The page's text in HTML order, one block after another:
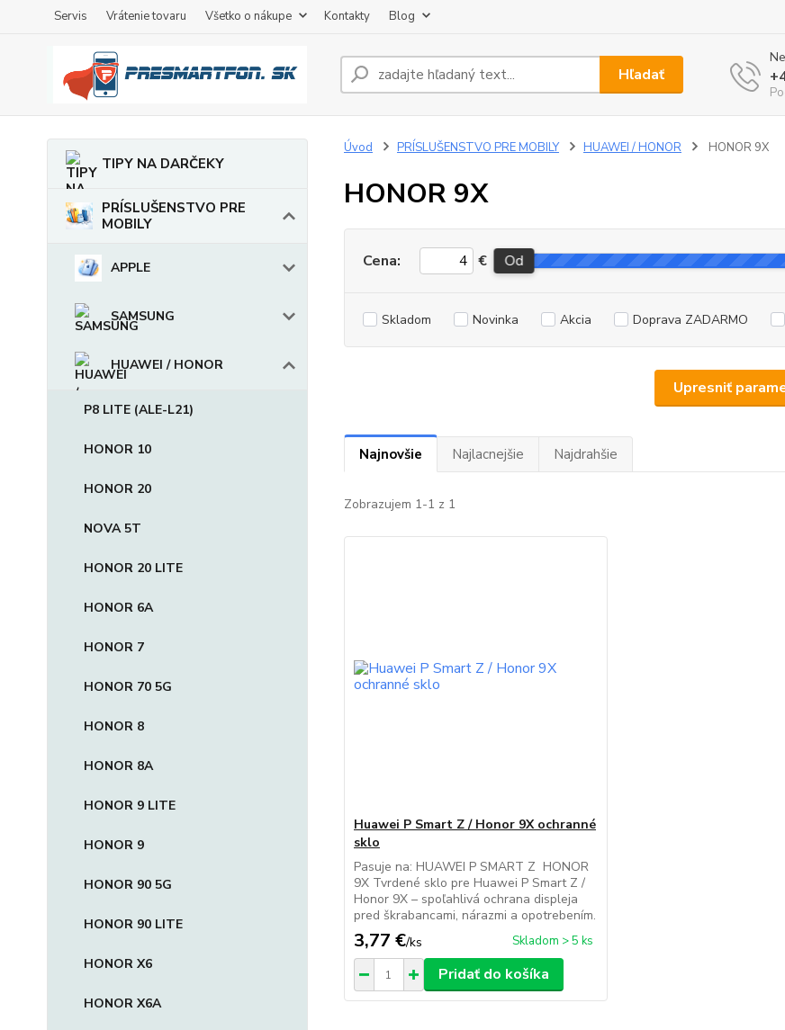
Servis Vrátenie tovaru Všetko o nákupe Kontakty Blog
Hľadať
TIPY NA DARČEKY
PRÍSLUŠENSTVO PRE
MOBILY
APPLE
SAMSUNG
HUAWEI / HONOR
P8 LITE (ALE-L21)
HONOR 10
HONOR 20
NOVA 5T
HONOR 20 LITE
HONOR 6A
HONOR 7
HONOR 70 5G
HONOR 8
HONOR 8A
HONOR 9 LITE
HONOR 9
HONOR 90 5G
HONOR 90 LITE
HONOR X6
HONOR X6A
Úvod PRÍSLUŠENSTVO PRE MOBILY HUAWEI / HONOR HONOR 9X
HONOR 9X
Upresniť
Cena: € Od
Skladom Novinka Akcia Doprava ZADARMO
Najnovšie Najlacnejšie Najdrahšie
Zobrazujem 1-1 z 1
Huawei P Smart Z / Honor 9X ochranné
sklo
Pasuje na: HUAWEI P SMART Z HONOR
9X Tvrdené sklo pre Huawei P Smart Z /
Honor 9X – spoľahlivá ochrana displeja
pred škrabancami, nárazmi a opotrebením.
3,77 €/ks Skladom > 5 ks
Pridať do košíka